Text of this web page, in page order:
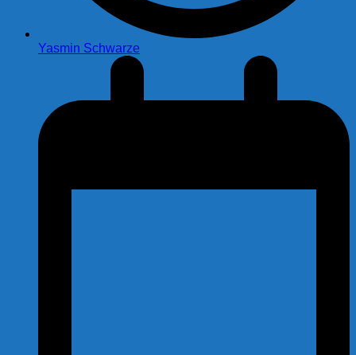
Yasmin Schwarze